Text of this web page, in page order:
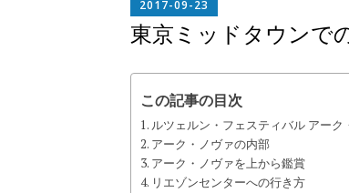
ツ
へ
ッ
プ
2017-09-23
CHIEF
東京ミッドタウンで
この記事の目次
ルツェルン・フェスティバル アーク
アーク・ノヴァの内部
アーク・ノヴァを上から鑑賞
リエゾンセンターへの行き方